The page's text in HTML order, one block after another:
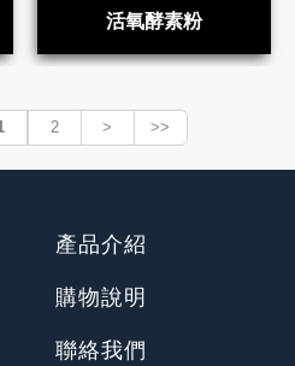
活氧酵素粉
產品介紹
購物說明
聯絡我們